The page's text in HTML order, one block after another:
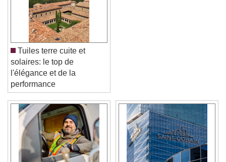
Video Player is loading.
Play Video
Play
Skip Backward
Skip Forward
Unmute
Tuiles terre cuite et
solaires: le top de
l'élégance et de la
performance